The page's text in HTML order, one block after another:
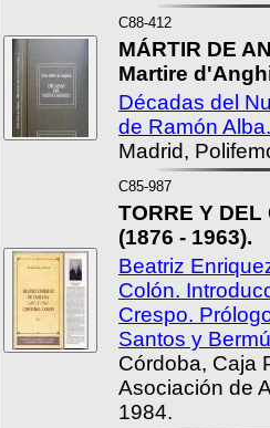
C88-412
MÁRTIR DE
Martire
Décadas del
de Ramón Alba.
Madrid,
C85-987
TORRE Y
(1876 - 1963).
Beatriz
Colón.
Crespo.
Santos y
Córdoba, Caja
Asociación de
1984.